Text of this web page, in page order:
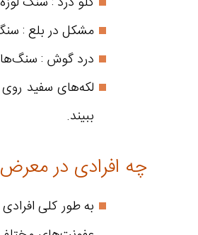
مشکل در بلع :
درد گوش : سنگ‌ها
لکه‌های سفید
ببیند.
چه افرادی در
به طور کلی